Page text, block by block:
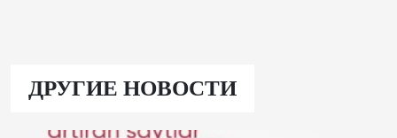
ДРУГИЕ НОВОСТИ